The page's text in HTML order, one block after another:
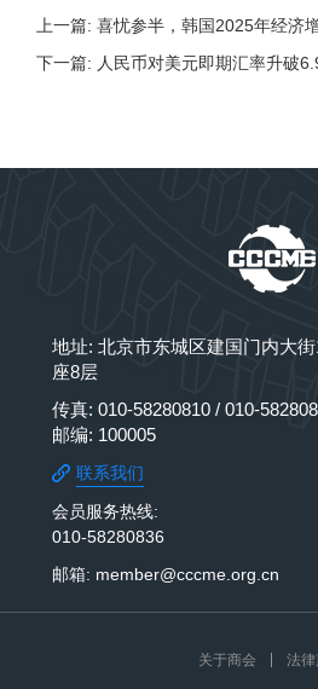
上一篇: 喜忧参半，韩国2025年经济
下一篇: 人民币对美元即期汇率升破
地址: 北京市东城区建国门内大
座8层
传真: 010-58280810 / 010-
邮编: 100005
联系我们
会员服务热线:
010-58280836
邮箱: member@cccme.org.cn
关于商会 法律